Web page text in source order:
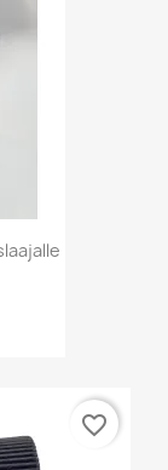
favorite_border